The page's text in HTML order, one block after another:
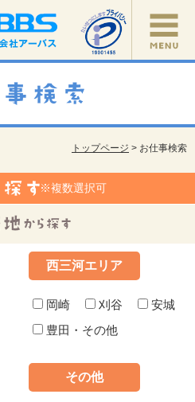
トップページ > お仕事検索
※複数選択可
西三河エリア
岡崎 刈谷
安城
豊田・その他
その他